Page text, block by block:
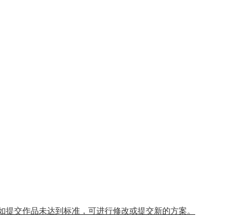
提交作品未达到标准，可进行修改或提交新的方案。